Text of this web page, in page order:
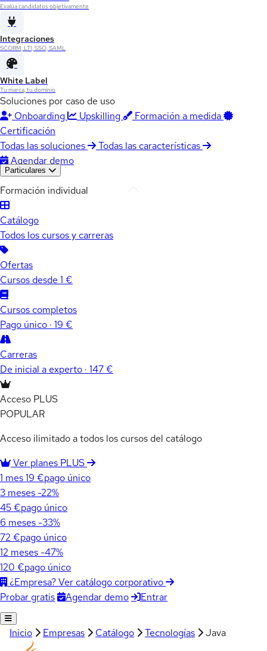
Evalúa candidatos objetivamente
Integraciones
SCORM, LTI, SSO, SAML
White Label
Tu marca, tu dominio
Soluciones por caso de uso
Onboarding
Upskilling
Formación a medida
Certificación
Todas las soluciones
Todas las características
Agendar demo
Particulares
Formación individual
Catálogo
Todos los cursos y carreras
Ofertas
Cursos desde 1 €
Cursos completos
Pago único · 19 €
Carreras
De inicial a experto · 147 €
Acceso PLUS
POPULAR
Acceso ilimitado a todos los cursos del catálogo
Ver planes PLUS
1 mes19 €pago único
3 meses -22%
45 €pago único
6 meses -33%
72 €pago único
12 meses -47%
120 €pago único
¿Empresa? Ver catálogo corporativo
Probar gratis
Agendar demo Entrar
Inicio Empresas Catálogo Tecnologías Java